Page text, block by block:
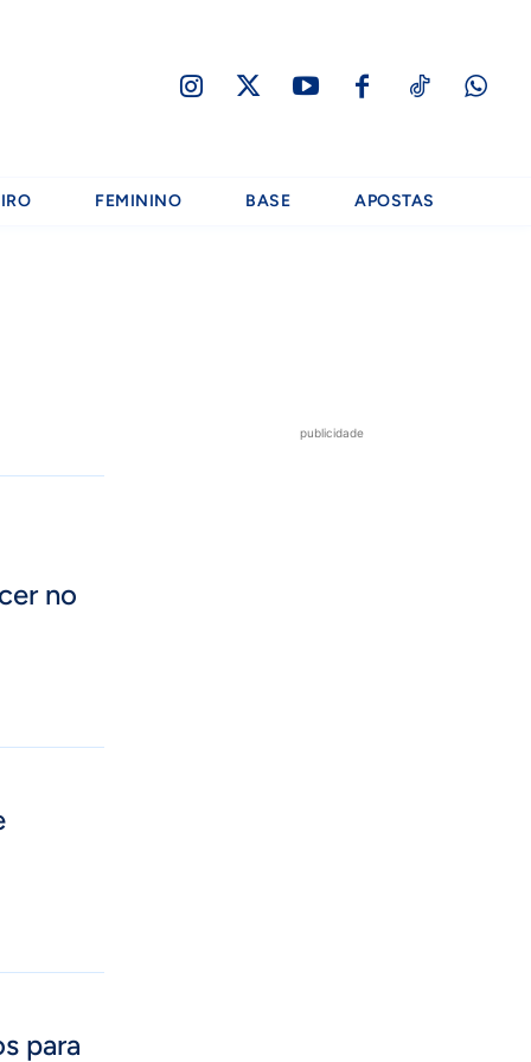
FEMININO BASE APOSTAS
no
para
publicidade